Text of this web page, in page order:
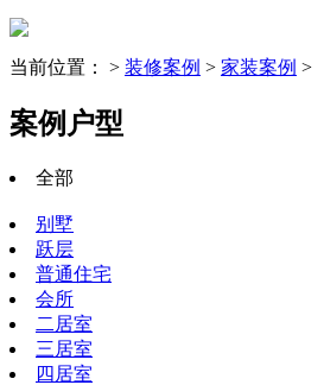
当前位置： > 装修案例 > 家装案例 >
案例户型
全部
别墅
跃层
普通住宅
会所
二居室
三居室
四居室